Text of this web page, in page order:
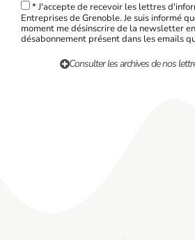
* J'accepte de recevoir les lettres
Entreprises de Grenoble. Je suis informé
moment me désinscrire de la newsletter
désabonnement présent dans les emails
Consulter les archives de nos